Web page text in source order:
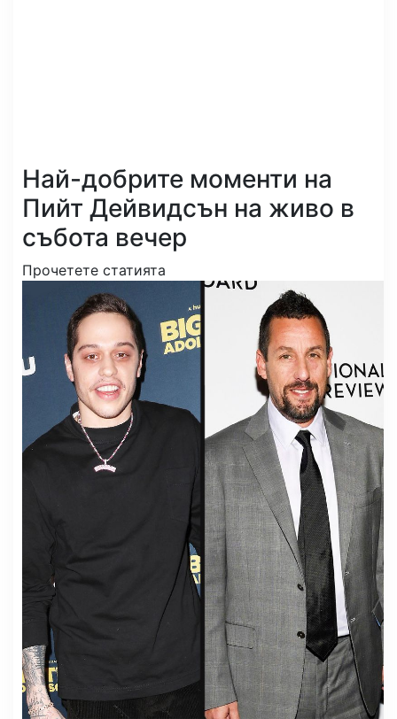
Най-добрите моменти на
Пийт Дейвидсън на живо в
събота вечер
Прочетете статията